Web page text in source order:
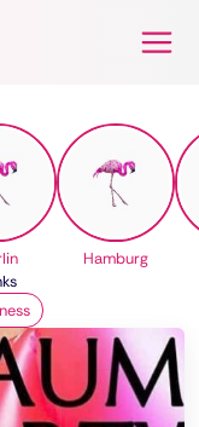
Hamburg